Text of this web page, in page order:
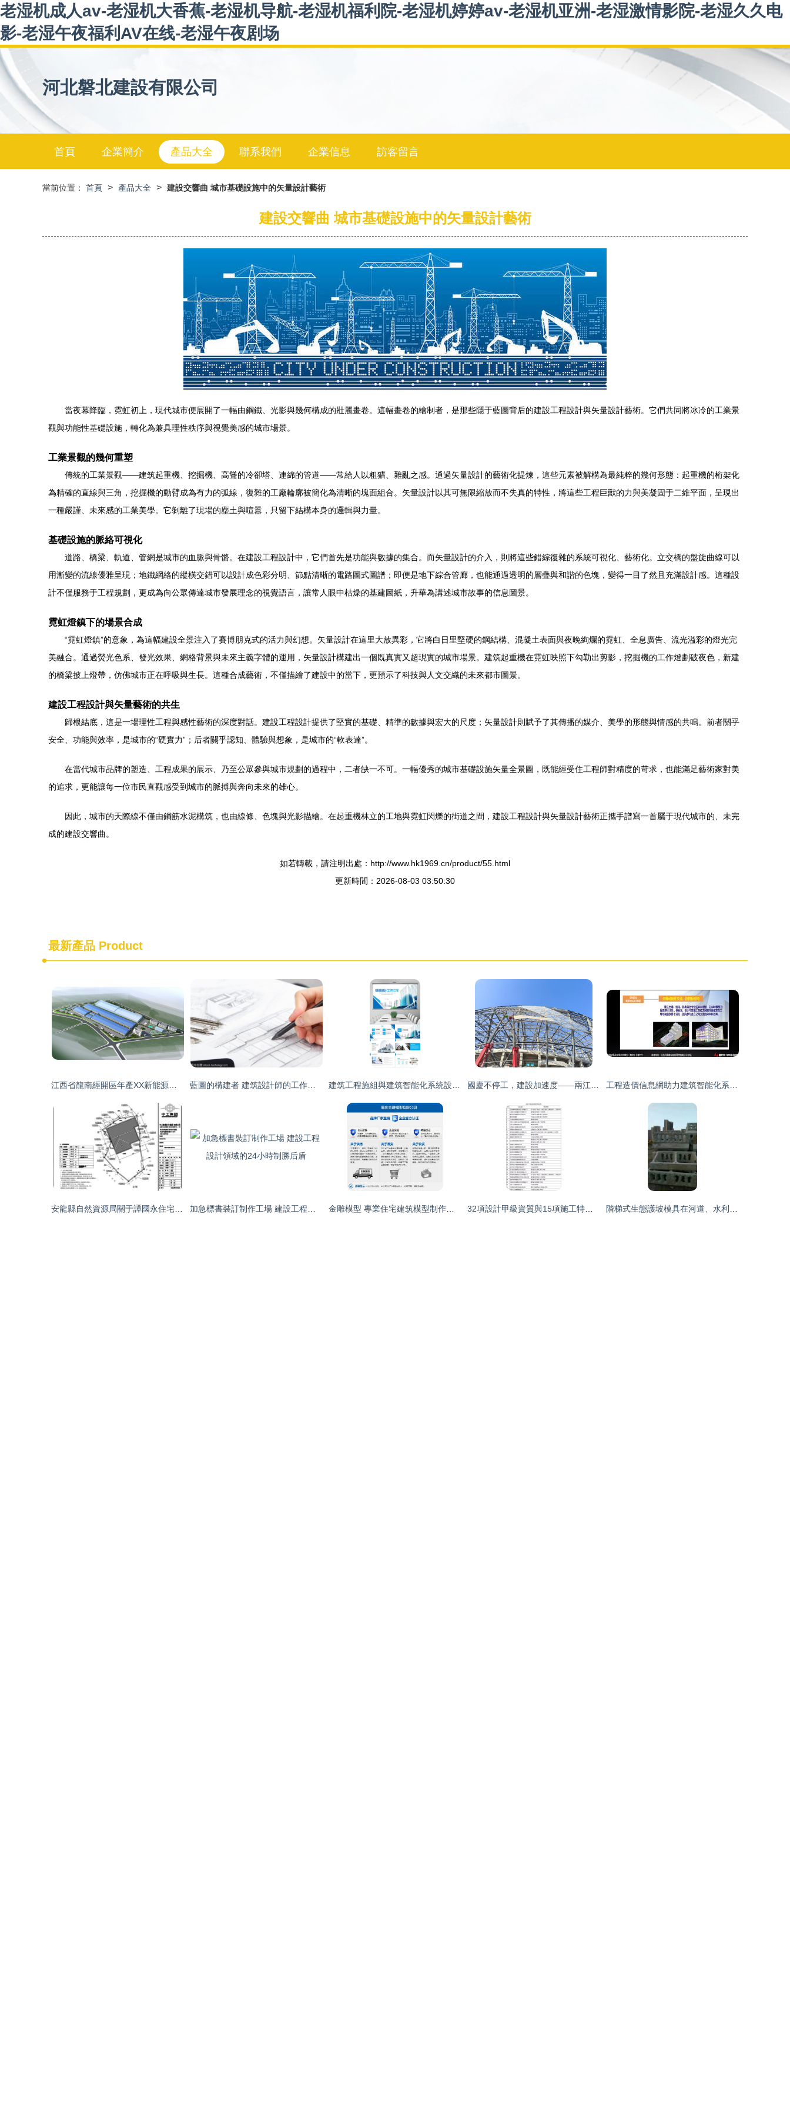
老湿机成人av-老湿机大香蕉-老湿机导航-老湿机福利院-老湿机婷婷av-老湿机亚洲-老湿激情影院-老湿久久电
影-老湿午夜福利AV在线-老湿午夜剧场
河北磐北建設有限公司
首頁 企業簡介 產品大全 聯系我們 企業信息 訪客留言
當前位置： 首頁 > 產品大全 > 建設交響曲 城市基礎設施中的矢量設計藝術
建設交響曲 城市基礎設施中的矢量設計藝術
當夜幕降臨，霓虹初上，現代城市便展開了一幅由鋼鐵、光影與幾何構成的壯麗畫卷。這幅畫卷的繪制者，是那些隱于藍圖背后的建設工程設計與矢量設計藝術。它們共同將冰冷的工業景
觀與功能性基礎設施，轉化為兼具理性秩序與視覺美感的城市場景。
工業景觀的幾何重塑
傳統的工業景觀——建筑起重機、挖掘機、高聳的冷卻塔、連綿的管道——常給人以粗獷、雜亂之感。通過矢量設計的藝術化提煉，這些元素被解構為最純粹的幾何形態：起重機的桁架化
為精確的直線與三角，挖掘機的動臂成為有力的弧線，復雜的工廠輪廓被簡化為清晰的塊面組合。矢量設計以其可無限縮放而不失真的特性，將這些工程巨獸的力與美凝固于二維平面，呈現出
一種嚴謹、未來感的工業美學。它剝離了現場的塵土與喧囂，只留下結構本身的邏輯與力量。
基礎設施的脈絡可視化
道路、橋梁、軌道、管網是城市的血脈與骨骼。在建設工程設計中，它們首先是功能與數據的集合。而矢量設計的介入，則將這些錯綜復雜的系統可視化、藝術化。立交橋的盤旋曲線可以
用漸變的流線優雅呈現；地鐵網絡的縱橫交錯可以設計成色彩分明、節點清晰的電路圖式圖譜；即便是地下綜合管廊，也能通過透明的層疊與和諧的色塊，變得一目了然且充滿設計感。這種設
計不僅服務于工程規劃，更成為向公眾傳達城市發展理念的視覺語言，讓常人眼中枯燥的基建圖紙，升華為講述城市故事的信息圖景。
霓虹燈鎮下的場景合成
“霓虹燈鎮”的意象，為這幅建設全景注入了賽博朋克式的活力與幻想。矢量設計在這里大放異彩，它將白日里堅硬的鋼結構、混凝土表面與夜晚絢爛的霓虹、全息廣告、流光溢彩的燈光完
美融合。通過熒光色系、發光效果、網格背景與未來主義字體的運用，矢量設計構建出一個既真實又超現實的城市場景。建筑起重機在霓虹映照下勾勒出剪影，挖掘機的工作燈劃破夜色，新建
的橋梁披上燈帶，仿佛城市正在呼吸與生長。這種合成藝術，不僅描繪了建設中的當下，更預示了科技與人文交織的未來都市圖景。
建設工程設計與矢量藝術的共生
歸根結底，這是一場理性工程與感性藝術的深度對話。建設工程設計提供了堅實的基礎、精準的數據與宏大的尺度；矢量設計則賦予了其傳播的媒介、美學的形態與情感的共鳴。前者關乎
安全、功能與效率，是城市的“硬實力”；后者關乎認知、體驗與想象，是城市的“軟表達”。
在當代城市品牌的塑造、工程成果的展示、乃至公眾參與城市規劃的過程中，二者缺一不可。一幅優秀的城市基礎設施矢量全景圖，既能經受住工程師對精度的苛求，也能滿足藝術家對美
的追求，更能讓每一位市民直觀感受到城市的脈搏與奔向未來的雄心。
因此，城市的天際線不僅由鋼筋水泥構筑，也由線條、色塊與光影描繪。在起重機林立的工地與霓虹閃爍的街道之間，建設工程設計與矢量設計藝術正攜手譜寫一首屬于現代城市的、未完
成的建設交響曲。
如若轉載，請注明出處：http://www.hk1969.cn/product/55.html
更新時間：2026-08-03 03:50:30
最新產品 Product